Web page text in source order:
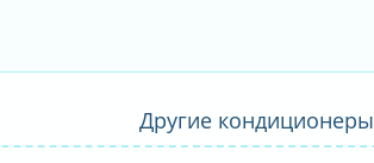
Другие кондиционеры